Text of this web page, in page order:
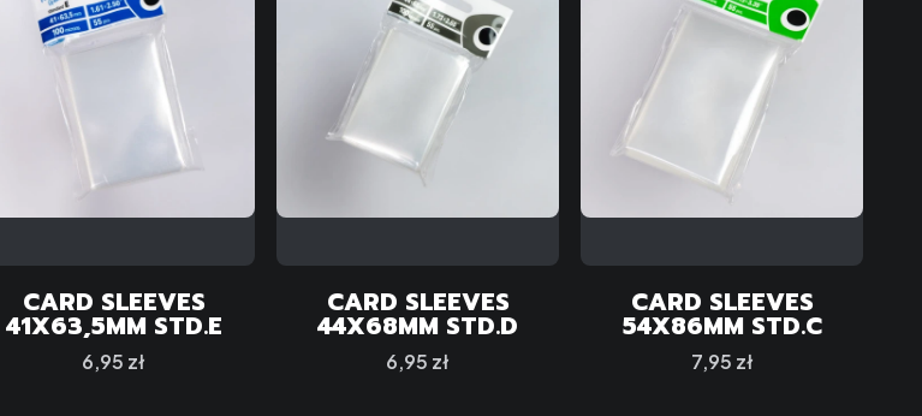
CARD SLEEVES
41X63,5MM STD.E
Cena
6,95 zł
CARD SLEEVES
44X68MM STD.D
Cena
6,95 zł
CARD SLEEVES
54X86MM STD.C
Cena
7,95 zł